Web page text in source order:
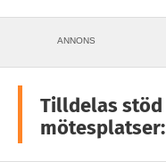
ANNONS
Tilldelas